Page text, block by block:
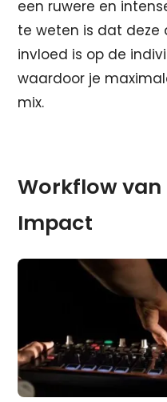
een ruwere en
te weten is dat deze
invloed is op de
waardoor je
mix.
Workflow
Impact